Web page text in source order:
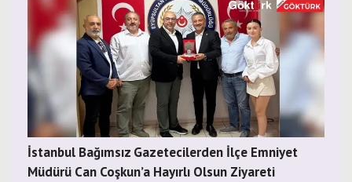
İstanbul Bağımsız Gazetecilerden İlçe Emniyet
Müdürü Can Coşkun’a Hayırlı Olsun Ziyareti